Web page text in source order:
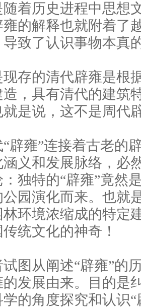
历史进程中思想
的解释也就附着了
导致了认识事物本真
的清代辟雍是根
，具有清代的建筑
就是说，这不是周代
雍”连接着古老的
义和发展脉络，必
独特的“辟雍”竟然
园演化而来。也就
环境浓缩成的特定
统文化的神奇！
从阐述“辟雍”的
发展由来。目的是
学的角度探究和认识